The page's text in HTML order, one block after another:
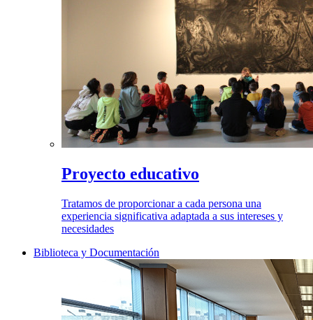
Proyecto educativo
Tratamos de proporcionar a cada persona una
experiencia significativa adaptada a sus intereses y
necesidades
Biblioteca y Documentación